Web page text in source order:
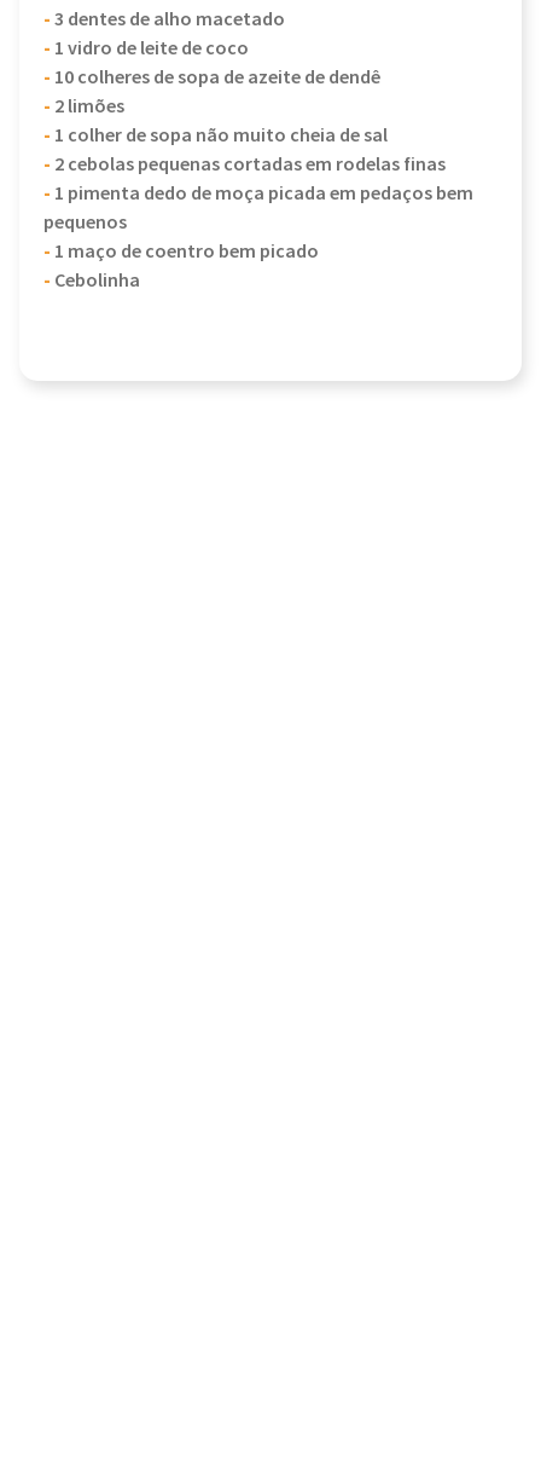
-3 dentes de alho macetado
- 1 vidro de leite de coco
- 10 colheres de sopa de azeite de dendê
- 2 limões
- 1 colher de sopa não muito cheia de sal
- 2 cebolas pequenas cortadas em rodelas finas
- 1 pimenta dedo de moça picada em pedaços bem
pequenos
- 1 maço de coentro bem picado
- Cebolinha